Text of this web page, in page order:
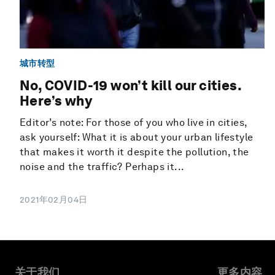
城市转型
No, COVID-19 won’t kill our cities.
Here’s why
Editor’s note: For those of you who live in cities,
ask yourself: What it is about your urban lifestyle
that makes it worth it despite the pollution, the
noise and the traffic? Perhaps it...
2021年02月04日
关于我们 更多内容